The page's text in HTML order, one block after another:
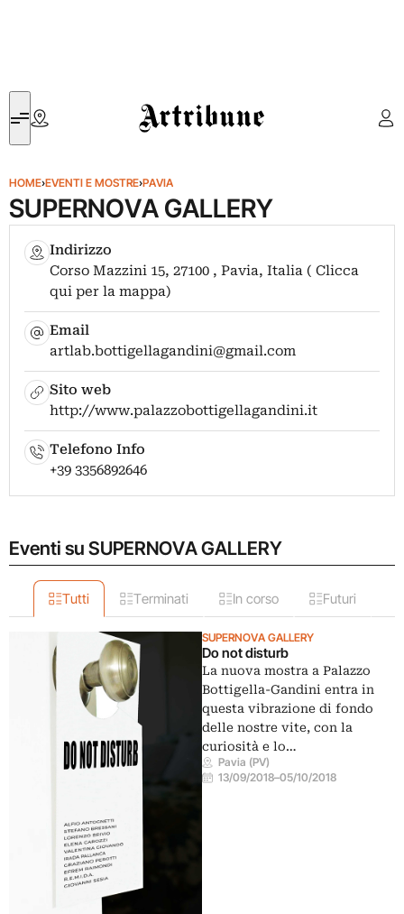
Artribune
HOME›EVENTI E MOSTRE›PAVIA
SUPERNOVA GALLERY
Indirizzo
Corso Mazzini 15, 27100 , Pavia, Italia ( Clicca
qui per la mappa)
Email
artlab.bottigellagandini@gmail.com
Sito web
http://www.palazzobottigellagandini.it
Telefono Info
+39 3356892646
Eventi su SUPERNOVA GALLERY
Tutti Terminati In corso Futuri
SUPERNOVA GALLERY
Do not disturb
La nuova mostra a Palazzo
Bottigella-Gandini entra in
questa vibrazione di fondo
delle nostre vite, con la
curiosità e lo…
Pavia (PV)
13/09/2018–05/10/2018